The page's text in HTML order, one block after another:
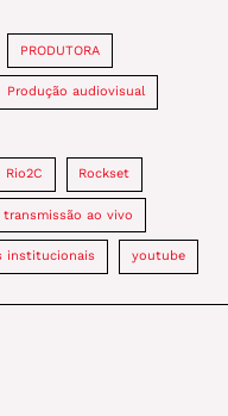
PRODUTORA
Produção audiovisual
Rio2C Rockset
transmissão ao vivo
institucionais youtube